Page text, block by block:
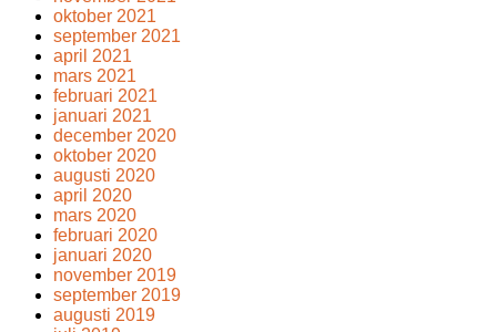
oktober 2021
september 2021
april 2021
mars 2021
februari 2021
januari 2021
december 2020
oktober 2020
augusti 2020
april 2020
mars 2020
februari 2020
januari 2020
november 2019
september 2019
augusti 2019